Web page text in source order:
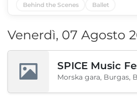
Behind the Scenes
Ballet
Venerdì, 07 Agosto